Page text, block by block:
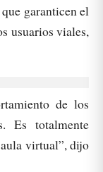
garanticen el
usuarios viales,
de los
Es totalmente
virtual”, dijo